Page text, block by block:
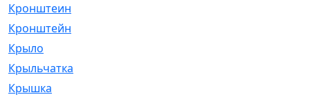
Кронштеин
Кронштейн
Крыло
Крыльчатка
Крышка